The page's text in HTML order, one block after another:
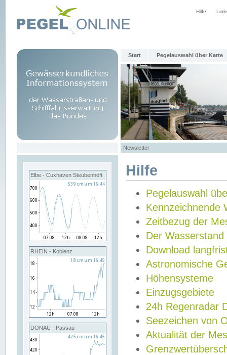
Hilfe
Start Pegelauswahl über Karte
Newsletter
Elbe - Cuxhaven Steubenhöft
RHEIN - Koblenz
DONAU - Passau
Hilfe
Pegelauswahl
Kennzeichnende
Zeitbezug der
Der Wasserstand
Download
Astronomische
Höhensysteme
Einzugsgebiete
24h Regenradar
Seezeichen von
Aktualität der